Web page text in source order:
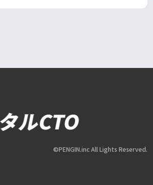
©PENGIN.inc All Lights Reserved.